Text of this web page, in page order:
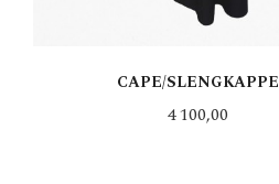
CAPE/SLENGKAPPE
Pris
4 100,00